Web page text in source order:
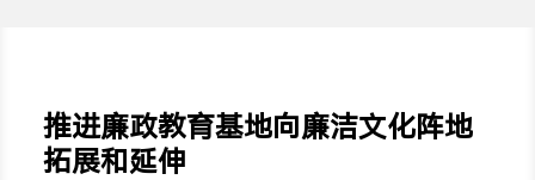
推进廉政教育基地向廉洁文化阵地
拓展和延伸